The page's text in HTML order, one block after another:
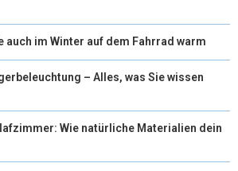
auch im Winter auf dem Fahrrad warm
– Alles, was Sie wissen
Wie natürliche Materialien dein